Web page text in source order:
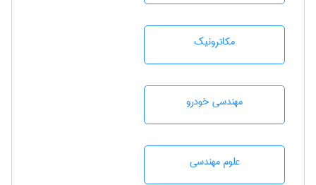
مکاترونیک
مهندسی خودرو
علوم مهندسی